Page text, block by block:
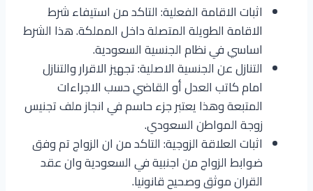
اثبات الاقامة الفعلية: التاكد من استيفاء شرط
الاقامة الطويلة المتصلة داخل المملكة. هذا الشرط
اساسي في نظام الجنسية السعودية.
التنازل عن الجنسية الاصلية: تجهيز الاقرار والتنازل
امام كاتب العدل أو القاضي حسب الاجراءات
المتبعة وهذا يعتبر جزء حاسم في انجاز ملف تجنيس
زوجة المواطن السعودي.
اثبات العلاقة الزوجية: التاكد من ان الزواج تم وفق
ضوابط الزواج من اجنبية في السعودية وان عقد
القران موثق وصحيح قانونيا.